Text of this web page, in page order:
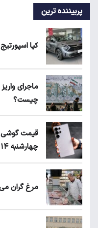
پربیننده ترین
کیا اسپورتیج ۲۰۲۵ در ایران ارزش خرید دارد؟
چیست؟
قیمت گوشی
چهارشنبه ۱۴ مرداد ۱۴۰۵
مرغ گران